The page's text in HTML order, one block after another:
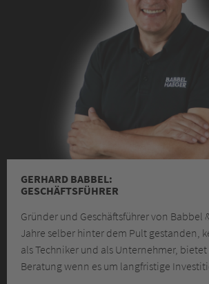
GERHARD BABBEL:
GESCHÄFTS­FÜHRER
Gründer und Geschäfts­führer von Babbel
Jahre selber hinter dem Pult gestanden,
als Techniker und als Unternehmer,
Beratung wenn es um langfristige